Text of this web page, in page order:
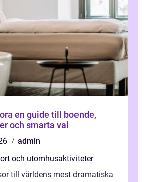
och smarta val
admin
och utomhusaktiviteter
till världens mest dramatiska